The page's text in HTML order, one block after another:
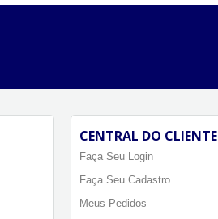
CENTRAL DO CLIENTE
Faça Seu Login
Faça Seu Cadastro
Meus Pedidos